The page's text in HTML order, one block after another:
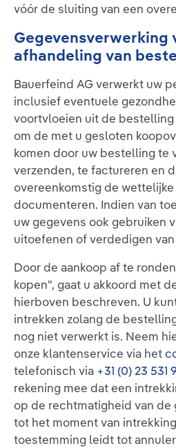
vóór de sluiting van een
Gegevensverwerking
afhandeling van
Bauerfeind AG verwerkt uw
inclusief eventuele
voortvloeien uit de
om de met u gesloten
komen door uw bestelling te
verzenden, te factureren en
overeenkomstig de
documenteren. Indien van
uw gegevens ook gebruiken
uitoefenen of verdedigen
Door de aankoop af te
kopen", gaat u akkoord met
hierboven beschreven. U
intrekken zolang de
nog niet verwerkt is. Neem
onze klantenservice via het
telefonisch via +31 (0) 23 531
rekening mee dat een
op de rechtmatigheid van
tot het moment van
toestemming leidt tot